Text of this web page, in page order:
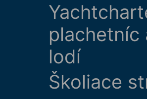
plachetníc
lodí
Školiace